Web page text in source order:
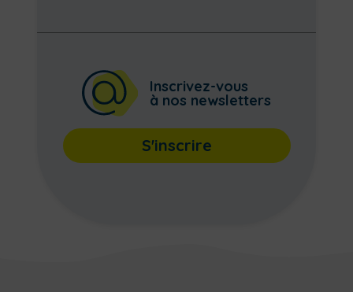
Inscrivez-vous
à nos newsletters
S'inscrire